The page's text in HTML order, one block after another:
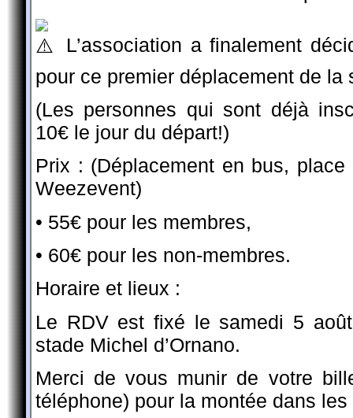
L’association a finalement
pour ce premier déplacement de la
(Les personnes qui sont déjà
10€ le jour du départ!)
Prix : (Déplacement en bus,
Weezevent)
• 55€ pour les membres,
• 60€ pour les non-membres.
Horaire et lieux :
Le RDV est fixé le samedi 5
stade Michel d’Ornano.
Merci de vous munir de votre
téléphone) pour la montée dans